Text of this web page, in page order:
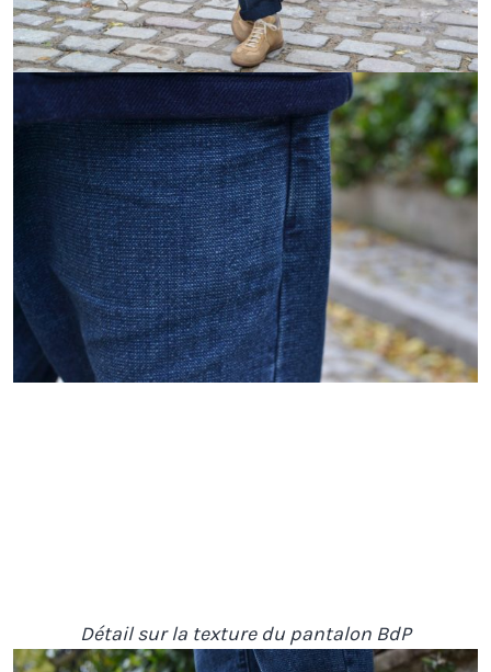
Détail sur la texture du pantalon BdP